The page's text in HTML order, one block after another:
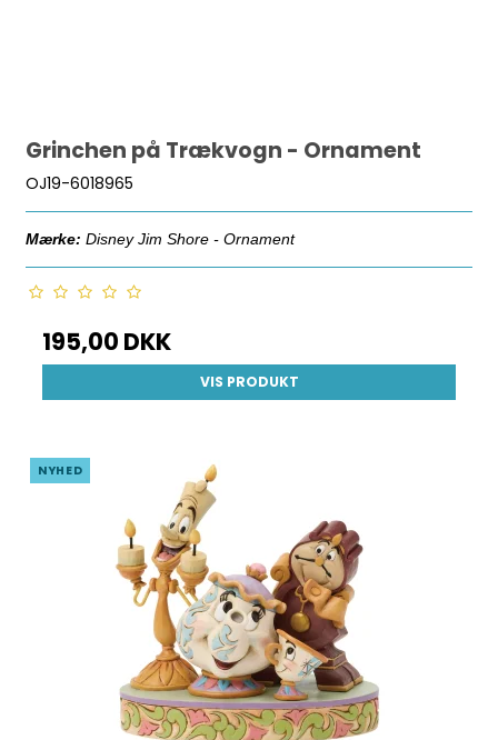
Grinchen på Trækvogn - Ornament
OJ19-6018965
Mærke: Disney Jim Shore - Ornament
195,00 DKK
VIS PRODUKT
NYHED